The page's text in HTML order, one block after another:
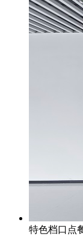
特色档口点